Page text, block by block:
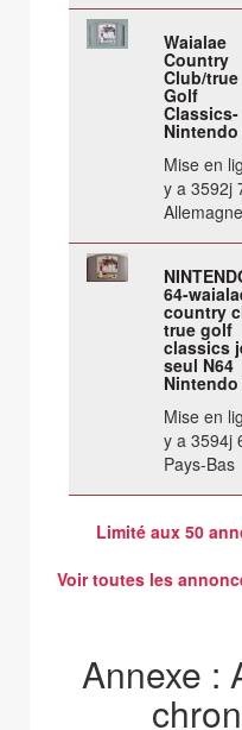
Waialae
Country
Club/true
Golf
Classics-
Nintendo
Mise en
y a 3592j
Allemagne
64-
country
true golf
classics
seul N64
Mise en
y a 3594j
Pays-Bas
Limité aux 50
Voir toutes les
Annexe :